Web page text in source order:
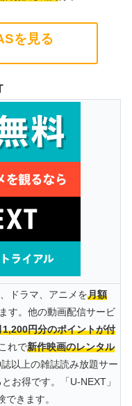
を見る
ドラマ、アニメを月額
す。他の動画配信サービ
1,200円分のポイントが付
れで新作映画のレンタル
以上の雑誌読み放題サー
お得です。「U-NEXT」
きます。